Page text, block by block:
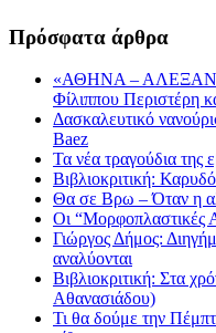
Πρόσφατα άρθρα
«ΑΘΗΝΑ –
Φίλιππου Περιστέρη
Δασκαλευτικό
Baez
Τα νέα τραγούδια της
Βιβλιοκριτική:
Θα σε Βρω – Όταν η
Οι “Μορφοπλαστικές
Γιώργος Δήμος:
αναλύονται
Βιβλιοκριτική: Στα
Αθανασιάδου)
Τι θα δούμε την